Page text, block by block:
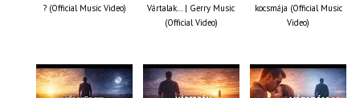
? (Official Music Video)
Vártalak… | Gerry Music
(Official Video)
kocsmája (Official Music
Video)